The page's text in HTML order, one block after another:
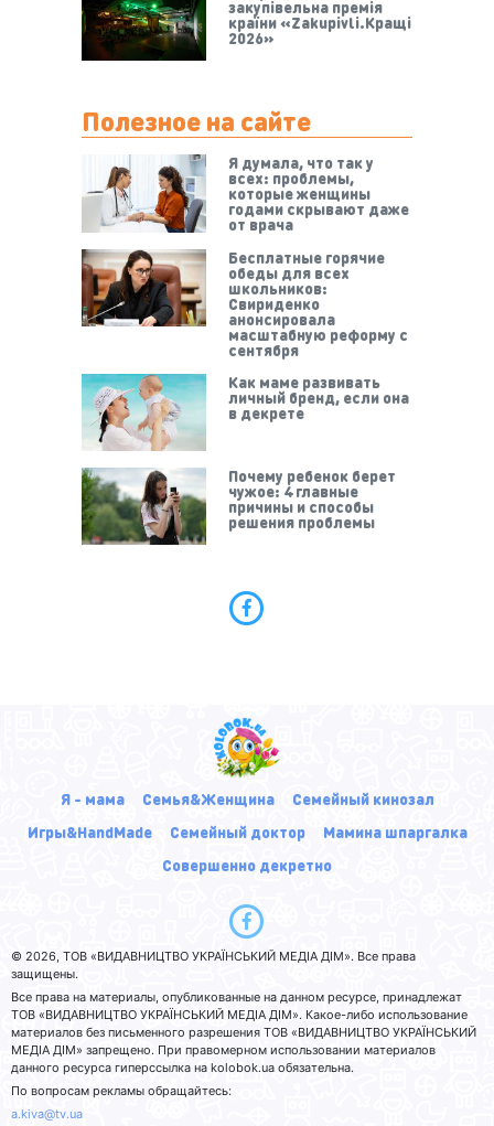
закупівельна премія
країни «Zakupivli.Кращі
2026»
Полезное на сайте
Я думала, что так у
всех: проблемы,
которые женщины
годами скрывают даже
от врача
Бесплатные горячие
обеды для всех
школьников:
Свириденко
анонсировала
масштабную реформу с
сентября
Как маме развивать
личный бренд, если она
в декрете
Почему ребенок берет
чужое: 4 главные
причины и способы
решения проблемы
Я - мама Семья&Женщина
Семейный кинозал
Игры&HandMade
Семейный доктор
Мамина шпаргалка
Совершенно декретно
© 2026, ТОВ «ВИДАВНИЦТВО УКРАЇНСЬКИЙ МЕДІА ДІМ». Все права
защищены.
Все права на материалы, опубликованные на данном ресурсе, принадлежат
ТОВ «ВИДАВНИЦТВО УКРАЇНСЬКИЙ МЕДІА ДІМ». Какое-либо использование
материалов без письменного разрешения ТОВ «ВИДАВНИЦТВО УКРАЇНСЬКИЙ
МЕДІА ДІМ» запрещено. При правомерном использовании материалов
данного ресурса гиперссылка на kolobok.ua обязательна.
По вопросам рекламы обращайтесь:
a.kiva@tv.ua